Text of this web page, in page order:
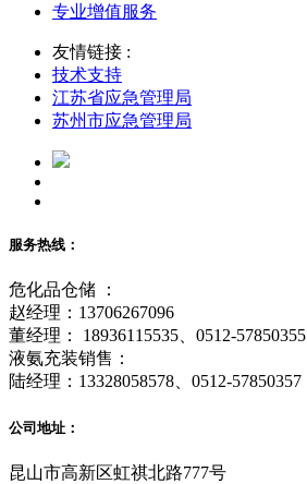
专业增值服务
友情链接 :
技术支持
江苏省应急管理局
苏州市应急管理局
服务热线：
危化品仓储 ：
赵经理：13706267096
董经理： 18936115535、0512-57850355
液氨充装销售：
陆经理：13328058578、0512-57850357
公司地址：
昆山市高新区虹祺北路777号